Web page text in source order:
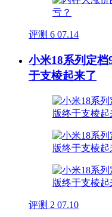
评测 6 07.14
小米18系列定
于支棱起来了
评测 2 07.10